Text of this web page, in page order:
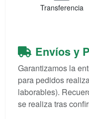
Transferencia
Envíos y
Garantizamos la
para pedidos
laborables).
se realiza tras